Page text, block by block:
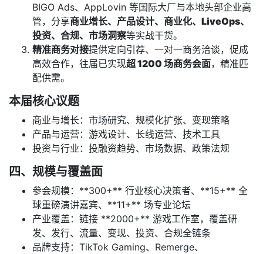
BIGO Ads、AppLovin 等国际大厂与本地头部企业高
管，分享商业增长、产品设计、商业化、LiveOps、
投资、合规、市场洞察等实战干货。
精准商务对接提供定向引荐、一对一商务洽谈，促成
高效合作，往届已实现超 1200 场商务会面，精准匹
配供需。
本届核心议题
商业与增长：市场研究、规模化扩张、变现策略
产品与运营：游戏设计、长线运营、技术工具
投资与行业：投融资趋势、市场数据、政策法规
四、规模与覆盖面
参会规模：**300+** 行业核心决策者、**15+** 全
球重磅演讲嘉宾、**11+** 场专业论坛
产业覆盖：链接 **2000+** 游戏工作室，覆盖研
发、发行、流量、变现、投资、合规全链条
品牌支持：TikTok Gaming、Remerge、